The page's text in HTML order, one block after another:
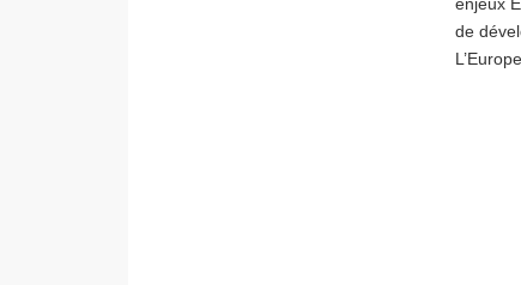
de